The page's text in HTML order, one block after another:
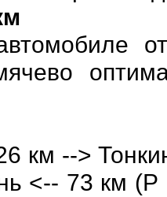
км -->
<-- 73 км (Р